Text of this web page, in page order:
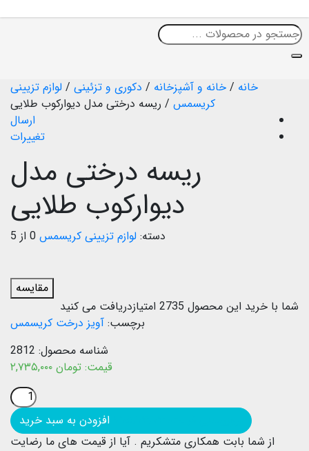
خانه / خانه و آشپزخانه / دکوری و تزئینی / لوازم تزیینی
کریسمس / ریسه درختی مدل دیوارکوب طلایی
ارسال
تغییرات
ریسه درختی مدل
دیوارکوب طلایی
دسته: لوازم تزیینی کریسمس 0 از 5
مقایسه
شما با خرید این محصول 2735 امتیازدریافت می کنید
برچسب: آویز درخت کریسمس
شناسه محصول: 2812
قیمت: تومان
از شما بابت همکاری متشکریم . آیا از قیمت های ما رضایت